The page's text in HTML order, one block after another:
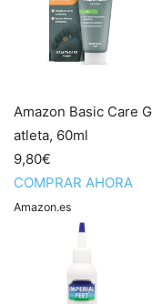
Amazon Basic Care
atleta, 60ml
9,80€
COMPRAR AHORA
Amazon.es